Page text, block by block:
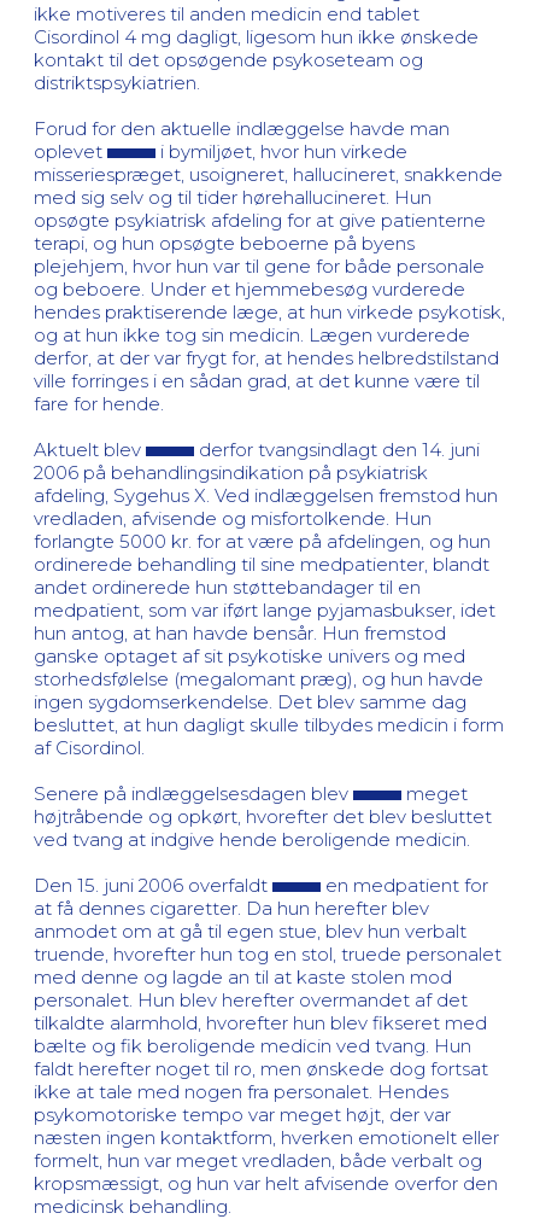
ikke motiveres til anden medicin end tablet
Cisordinol 4 mg dagligt, ligesom hun ikke ønskede
kontakt til det opsøgende psykoseteam og
distriktspsykiatrien.
Forud for den aktuelle indlæggelse havde man
oplevet
i bymiljøet, hvor hun virkede
misseriespræget, usoigneret, hallucineret, snakkende
med sig selv og til tider hørehallucineret. Hun
opsøgte psykiatrisk afdeling for at give patienterne
terapi, og hun opsøgte beboerne på byens
plejehjem, hvor hun var til gene for både personale
og beboere. Under et hjemmebesøg vurderede
hendes praktiserende læge, at hun virkede psykotisk,
og at hun ikke tog sin medicin. Lægen vurderede
derfor, at der var frygt for, at hendes helbredstilstand
ville forringes i en sådan grad, at det kunne være til
fare for hende.
Aktuelt blev
derfor tvangsindlagt den 14. juni
2006 på behandlingsindikation på psykiatrisk
afdeling, Sygehus X. Ved indlæggelsen fremstod hun
vredladen, afvisende og misfortolkende. Hun
forlangte 5000 kr. for at være på afdelingen, og hun
ordinerede behandling til sine medpatienter, blandt
andet ordinerede hun støttebandager til en
medpatient, som var iført lange pyjamasbukser, idet
hun antog, at han havde bensår. Hun fremstod
ganske optaget af sit psykotiske univers og med
storhedsfølelse (megalomant præg), og hun havde
ingen sygdomserkendelse. Det blev samme dag
besluttet, at hun dagligt skulle tilbydes medicin i form
af Cisordinol.
Senere på indlæggelsesdagen blev
meget
højtråbende og opkørt, hvorefter det blev besluttet
ved tvang at indgive hende beroligende medicin.
Den 15. juni 2006 overfaldt
en medpatient for
at få dennes cigaretter. Da hun herefter blev
anmodet om at gå til egen stue, blev hun verbalt
truende, hvorefter hun tog en stol, truede personalet
med denne og lagde an til at kaste stolen mod
personalet. Hun blev herefter overmandet af det
tilkaldte alarmhold, hvorefter hun blev fikseret med
bælte og fik beroligende medicin ved tvang. Hun
faldt herefter noget til ro, men ønskede dog fortsat
ikke at tale med nogen fra personalet. Hendes
psykomotoriske tempo var meget højt, der var
næsten ingen kontaktform, hverken emotionelt eller
formelt, hun var meget vredladen, både verbalt og
kropsmæssigt, og hun var helt afvisende overfor den
medicinsk behandling.